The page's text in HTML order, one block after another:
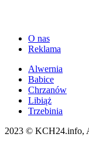
O nas
Reklama
Alwernia
Babice
Chrzanów
Libiąż
Trzebinia
2023 © KCH24.info,